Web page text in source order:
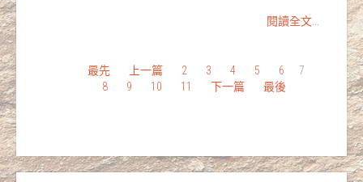
閱讀全文...
最先 上一篇 2 3 4 5 6
7
8
9 10 11 下一篇 最後